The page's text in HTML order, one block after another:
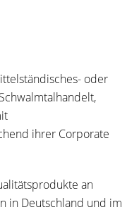
oder
ihrer Corporate
an
in Deutschland und im